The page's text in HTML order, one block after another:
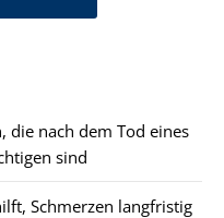
die nach dem Tod eines
sind
Schmerzen langfristig